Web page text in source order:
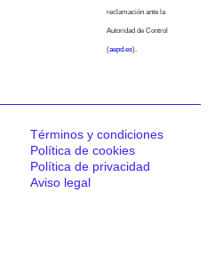
reclamación ante la
Autoridad de Control
(aepd.es).
Términos y condiciones
Política de cookies
Política de privacidad
Aviso legal